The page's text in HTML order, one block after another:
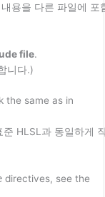
용을 다른 파일에 포
file.
니다.)
the same as in
HLSL과 동일하게
directives, see the